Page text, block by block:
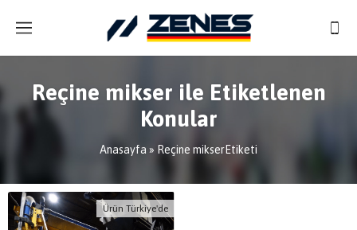
Reçine mikser ile Etiketlenen
Konular
Anasayfa » Reçine mikserEtiketi
Ürün Türkiye'de